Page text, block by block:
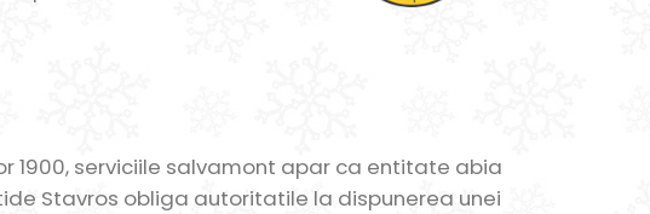
1900, serviciile salvamont apar ca entitate abia
Stavros obliga autoritatile la dispunerea unei